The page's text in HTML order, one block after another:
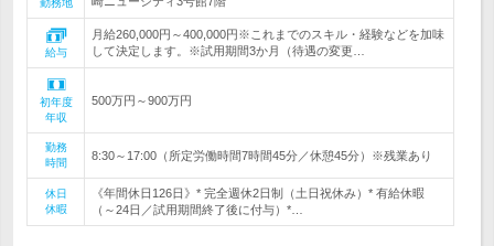
勤務地
給与
月給260,000円～400,000円※これまでのスキル・経験などを加味
して決定します。※試用期間3か月（待遇の変更…
初年度
年収
500万円～900万円
勤務
時間
8:30～17:00（所定労働時間7時間45分／休憩45分）※残業あり
休日
休暇
《年間休日126日》* 完全週休2日制（土日祝休み）* 有給休暇
（～24日／試用期間終了後に付与）*…